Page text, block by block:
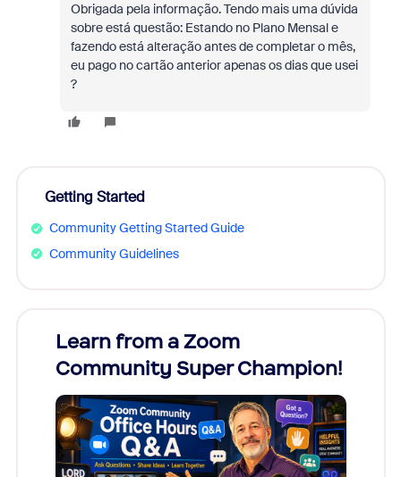
Obrigada pela informação. Tendo mais uma dúvida
sobre está questão: Estando no Plano Mensal e
fazendo está alteração antes de completar o mês,
eu pago no cartão anterior apenas os dias que usei
?
Getting Started
Community Getting Started Guide
Community Guidelines
Learn from a Zoom
Community Super Champion!